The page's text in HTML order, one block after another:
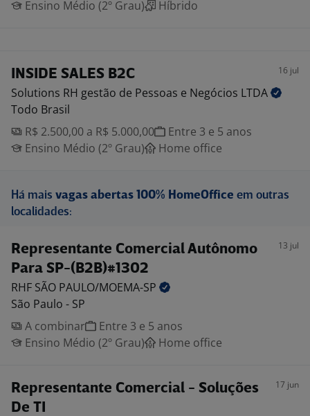
Ensino Médio (2º Grau)
Híbrido
INSIDE SALES B2C 16 jul
Solutions RH gestão de Pessoas e Negócios LTDA
Todo Brasil
R$ 2.500,00 a R$ 5.000,00
Entre 3 e 5 anos
Ensino Médio (2º Grau)
Home office
Há mais vagas abertas 100% HomeOffice em outras
localidades:
Representante Comercial Autônomo
Para SP-(B2B)#1302
13 jul
RHF SÃO PAULO/MOEMA-SP
São Paulo - SP
A combinar
Entre 3 e 5 anos
Ensino Médio (2º Grau)
Home office
Representante Comercial - Soluções
De TI
17 jun